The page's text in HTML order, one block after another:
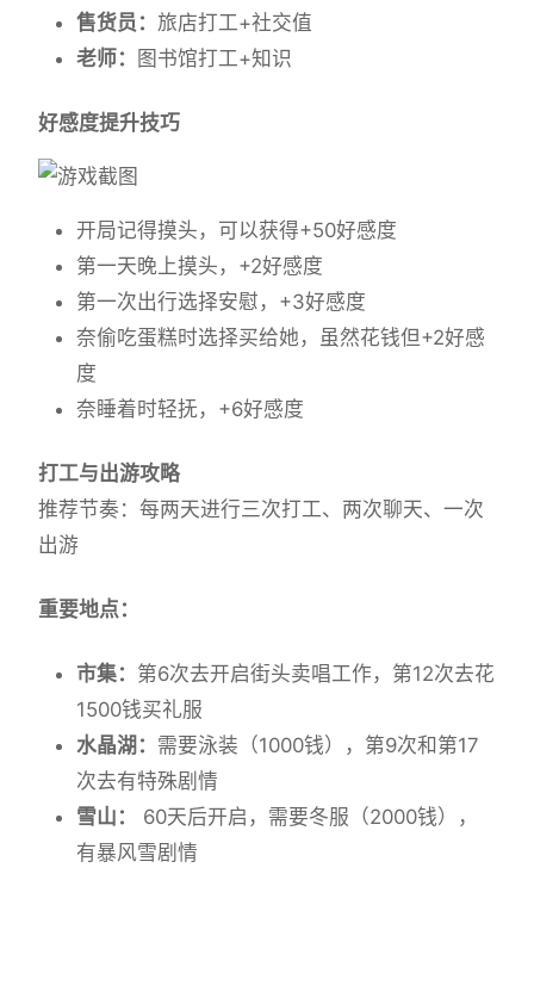
售货员： 旅店打工+社交值
老师： 图书馆打工+知识
好感度提升技巧
开局记得摸头，可以获得+50好感度
第一天晚上摸头，+2好感度
第一次出行选择安慰，+3好感度
奈偷吃蛋糕时选择买给她，虽然花钱但+2好感
度
奈睡着时轻抚，+6好感度
打工与出游攻略
推荐节奏：每两天进行三次打工、两次聊天、一次
出游
重要地点：
市集： 第6次去开启街头卖唱工作，第12次去花
1500钱买礼服
水晶湖： 需要泳装（1000钱），第9次和第17
次去有特殊剧情
雪山：
60天后开启，需要冬服（2000钱），
有暴风雪剧情